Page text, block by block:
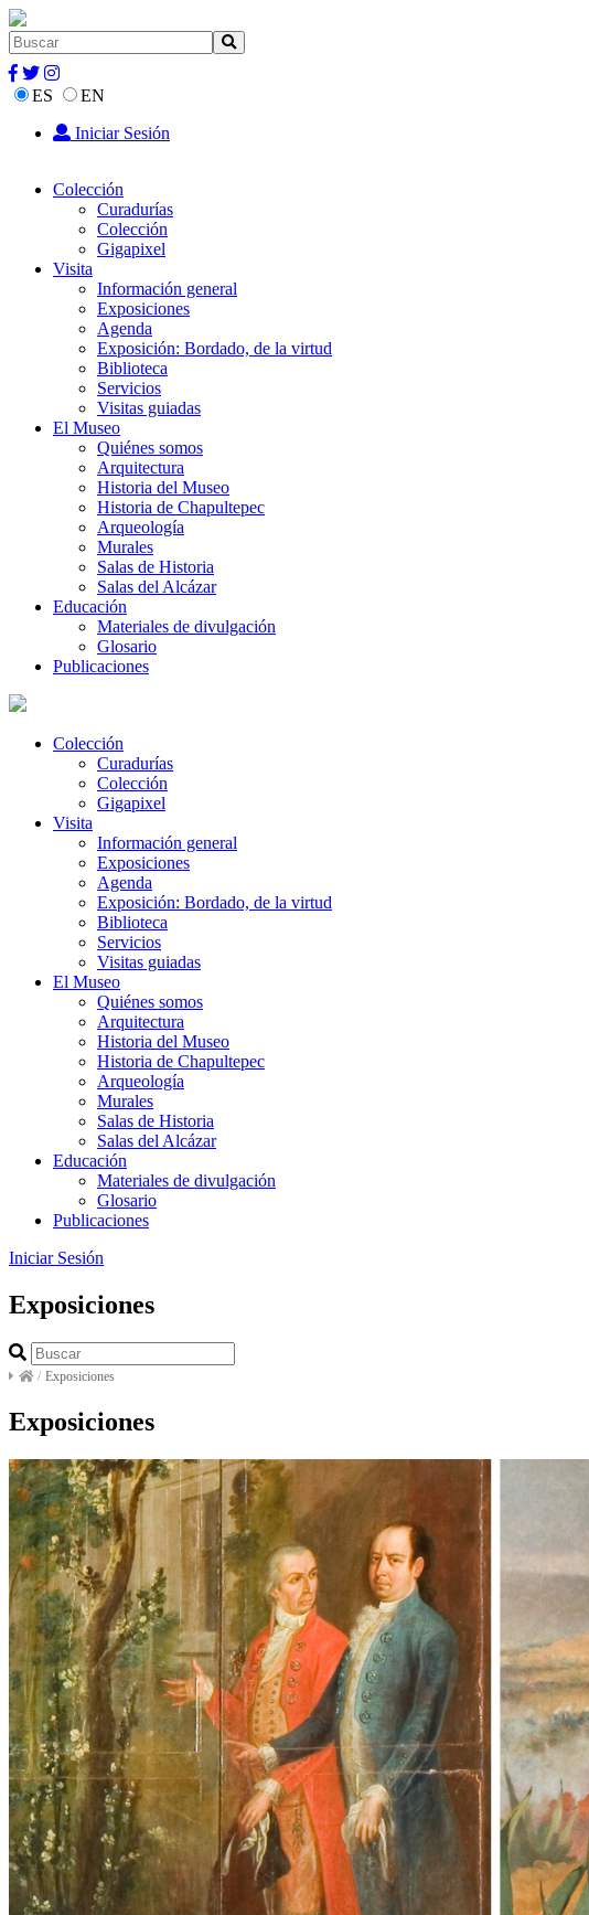
ES
EN
Iniciar Sesión
Colección
Curadurías
Colección
Gigapixel
Visita
Información general
Exposiciones
Agenda
Exposición: Bordado, de la virtud
Biblioteca
Servicios
Visitas guiadas
El Museo
Quiénes somos
Arquitectura
Historia del Museo
Historia de Chapultepec
Arqueología
Murales
Salas de Historia
Salas del Alcázar
Educación
Materiales de divulgación
Glosario
Publicaciones
Colección
Curadurías
Colección
Gigapixel
Visita
Información general
Exposiciones
Agenda
Exposición: Bordado, de la virtud
Biblioteca
Servicios
Visitas guiadas
El Museo
Quiénes somos
Arquitectura
Historia del Museo
Historia de Chapultepec
Arqueología
Murales
Salas de Historia
Salas del Alcázar
Educación
Materiales de divulgación
Glosario
Publicaciones
Iniciar Sesión
Exposiciones
/ Exposiciones
Exposiciones